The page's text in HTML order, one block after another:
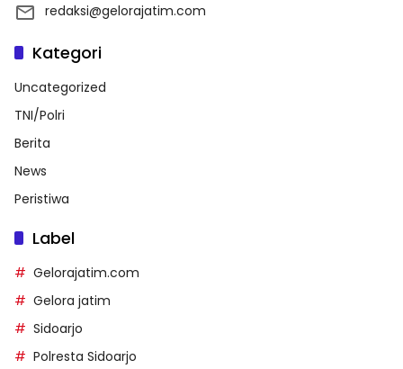
redaksi@gelorajatim.com
Kategori
Uncategorized
TNI/Polri
Berita
News
Peristiwa
Label
Gelorajatim.com
Gelora jatim
Sidoarjo
Polresta Sidoarjo